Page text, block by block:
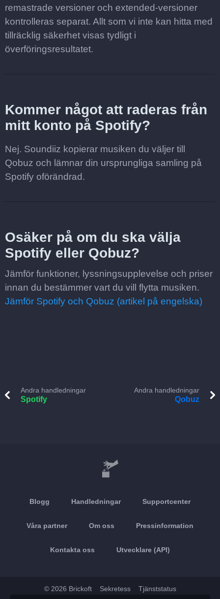
remastrade versioner och extended-versioner
kontrolleras separat. Allt som vi inte kan hitta med
tillräcklig säkerhet visas tydligt i
överföringsresultatet.
Kommer något att raderas från
mitt konto på Spotify?
Nej. Soundiiz kopierar musiken du väljer till
Qobuz och lämnar din ursprungliga samling på
Spotify oförändrad.
Osäker på om du ska välja
Spotify eller Qobuz?
Jämför funktioner, lyssningsupplevelse och priser
innan du bestämmer vart du vill flytta musiken.
Jämför Spotify och Qobuz (artikel på engelska)
Andra handledningar
Spotify
Andra handledningar
Qobuz
Blogg Handledningar Supportcenter
Våra partner Om oss Pressinformation
Kontakta oss Utvecklare (API)
© 2026 Brickoft Sekretess Tjänststatus